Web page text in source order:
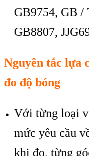
GB9754, GB /
GB8807,
Nguyên tắc lựa
đo độ bóng
Với từng loại
mức yêu cầu
khi đo, từng g